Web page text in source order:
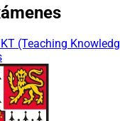
(Teaching